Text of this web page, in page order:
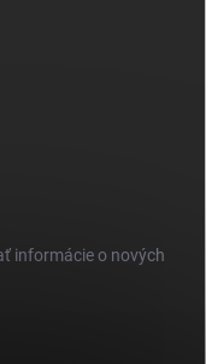
informácie o nových